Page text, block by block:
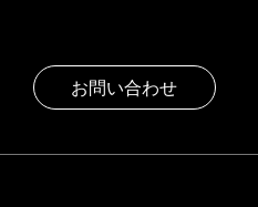
お問い合わせ